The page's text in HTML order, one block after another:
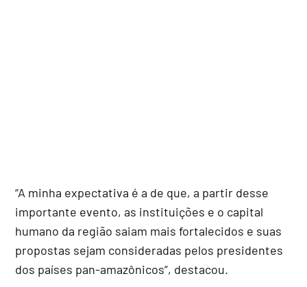
“A minha expectativa é a de que, a partir desse
importante evento, as instituições e o capital
humano da região saiam mais fortalecidos e suas
propostas sejam consideradas pelos presidentes
dos países pan-amazônicos”, destacou.